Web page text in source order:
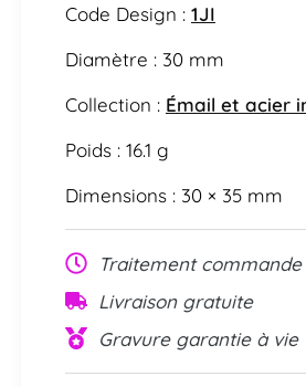
Code Design : 1JI
Diamètre : 30 mm
Collection : Émail et acier
Poids : 16.1 g
Dimensions : 30 × 35 mm
Traitement
Livraison gratuite
Gravure garantie à vie